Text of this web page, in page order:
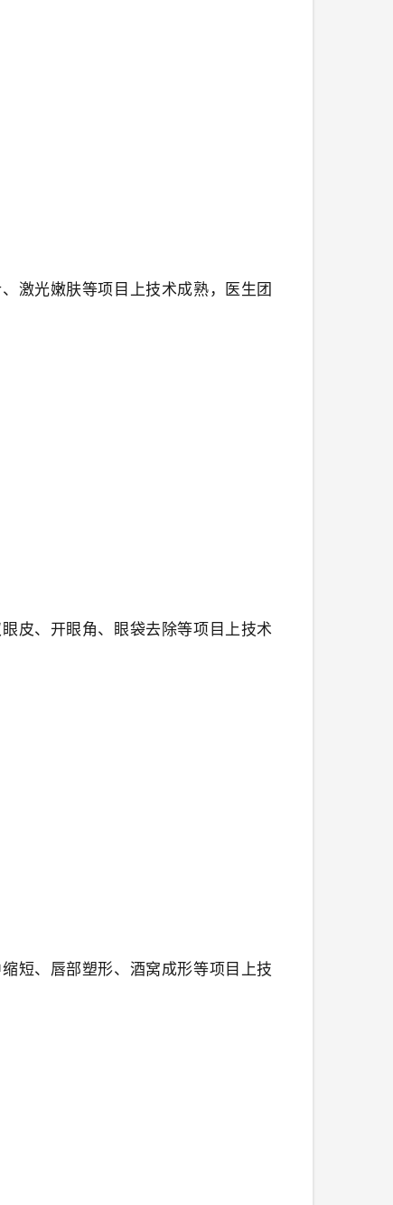
激光嫩肤等项目上技术成熟，医生团
皮、开眼角、眼袋去除等项目上技术
短、唇部塑形、酒窝成形等项目上技